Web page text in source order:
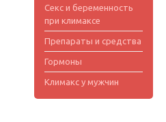
Секс и беременность
при климаксе
Препараты и средства
Гормоны
Климакс у мужчин